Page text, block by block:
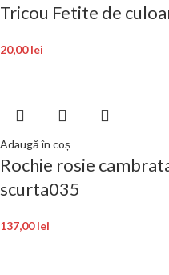
Tricou Fetite de
20,00lei
Adaugă în coș
Rochie rosie
scurta035
137,00lei